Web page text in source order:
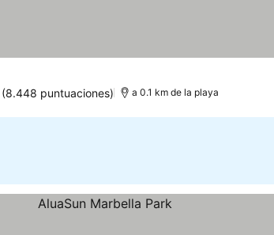
(8.448 puntuaciones) a 0.1 km de la playa